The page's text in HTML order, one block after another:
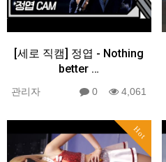
[세로 직캠] 정엽 - Nothing
better …
관리자 0 4,061
Hot